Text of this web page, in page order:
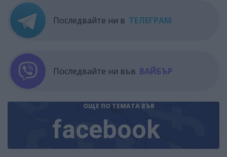
Последвайте ни в ТЕЛЕГРАМ
Последвайте ни във ВАЙБЪР
ОЩЕ ПО ТЕМАТА ВЪВ
facebook